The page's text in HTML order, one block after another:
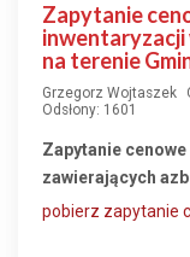
Zapytanie
na terenie
Grzegorz Wojtaszek
Odsłony: 1601
Zapytanie
zawierających
pobierz zapytanie